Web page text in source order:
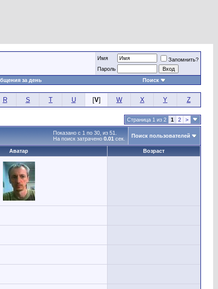
Имя
Запомнить?
Пароль
за день
Поиск
R S T U [V] W X Y Z
Страница 1 из 2 1 2 >
Показано с 1 по 30, из 51.
На поиск затрачено 0.01 сек. Поиск пользователей
Аватар Возраст